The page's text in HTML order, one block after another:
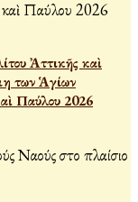
Ἀττικῆς καὶ
των Ἁγίων
Παύλου 2026